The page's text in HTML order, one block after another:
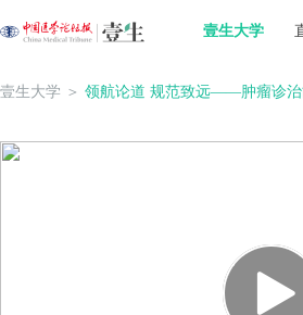
壹生大学
壹生大学 ＞ 领航论道 规范致远——肿瘤诊治